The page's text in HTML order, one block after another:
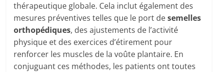
thérapeutique globale. Cela inclut également des
mesures préventives telles que le port desemelles
orthopédiques, des ajustements de l’activité
physique et des exercices d’étirement pour
renforcer les muscles de la voûte plantaire. En
conjuguant ces méthodes, les patients ont toutes